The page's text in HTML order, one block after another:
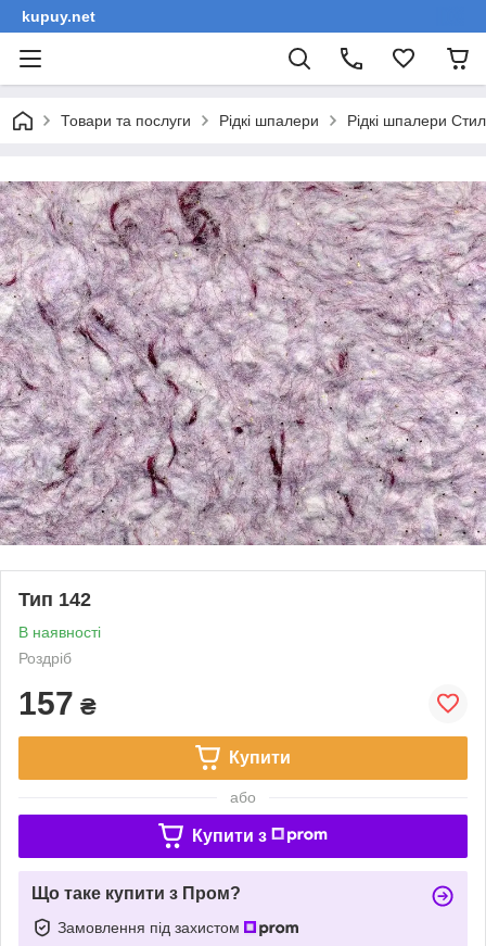
kupuy.net
Товари та послуги Рідкі шпалери Рідкі шпалери
Тип 142
В наявності
Роздріб
157 ₴
Купити
або
Купити з
Що таке купити з Пром?
Замовлення під захистом